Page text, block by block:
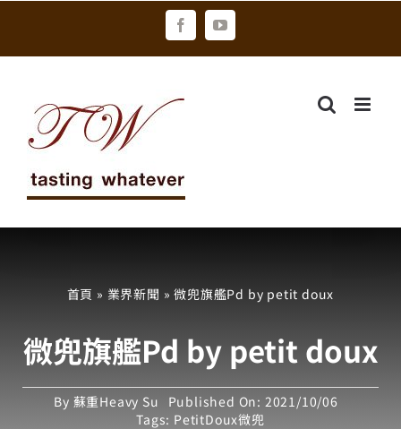
FacebookYouTube
首頁 » 業界新聞 »微兜旗艦Pd by petit doux
微兜旗艦Pd by petit doux
By 蘇重Heavy Su
Published On: 2021/10/06
Tags: PetitDoux微兜